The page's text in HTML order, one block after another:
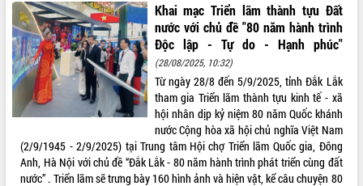
Khai mạc Triển lãm thành tựu Đất
nước với chủ đề "80 năm hành trình
Độc lập - Tự do - Hạnh phúc"
(28/08/2025, 10:32)
Từ ngày 28/8 đến 5/9/2025, tỉnh Đắk Lắk
tham gia Triển lãm thành tựu kinh tế - xã
hội nhân dịp kỷ niệm 80 năm Quốc khánh
nước Cộng hòa xã hội chủ nghĩa Việt Nam
(2/9/1945 - 2/9/2025) tại Trung tâm Hội chợ Triển lãm Quốc gia, Đông
Anh, Hà Nội với chủ đề “Đắk Lắk - 80 năm hành trình phát triển cùng đất
nước” . Triển lãm sẽ trưng bày 160 hình ảnh và hiện vật, kể câu chuyện 80